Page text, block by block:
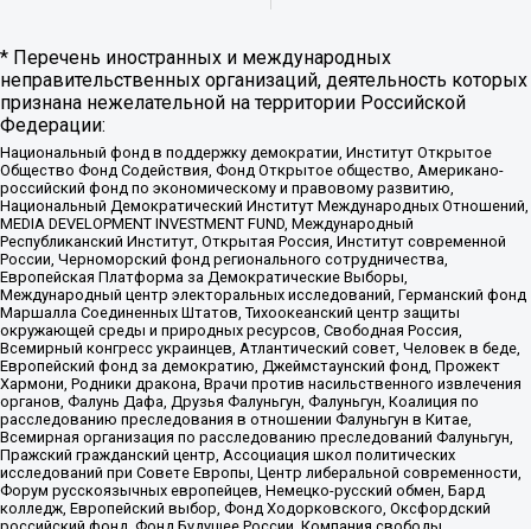
* Перечень иностранных и международных
неправительственных организаций, деятельность которых
признана нежелательной на территории Российской
Федерации:
Национальный фонд в поддержку демократии, Институт Открытое
Общество Фонд Содействия, Фонд Открытое общество, Американо-
российский фонд по экономическому и правовому развитию,
Национальный Демократический Институт Международных Отношений,
MEDIA DEVELOPMENT INVESTMENT FUND, Международный
Республиканский Институт, Открытая Россия, Институт современной
России, Черноморский фонд регионального сотрудничества,
Европейская Платформа за Демократические Выборы,
Международный центр электоральных исследований, Германский фонд
Маршалла Соединенных Штатов, Тихоокеанский центр защиты
окружающей среды и природных ресурсов, Свободная Россия,
Всемирный конгресс украинцев, Атлантический совет, Человек в беде,
Европейский фонд за демократию, Джеймстаунский фонд, Прожект
Хармони, Родники дракона, Врачи против насильственного извлечения
органов, Фалунь Дафа, Друзья Фалуньгун, Фалуньгун, Коалиция по
расследованию преследования в отношении Фалуньгун в Китае,
Всемирная организация по расследованию преследований Фалуньгун,
Пражский гражданский центр, Ассоциация школ политических
исследований при Совете Европы, Центр либеральной современности,
Форум русскоязычных европейцев, Немецко-русский обмен, Бард
колледж, Европейский выбор, Фонд Ходорковского, Оксфордский